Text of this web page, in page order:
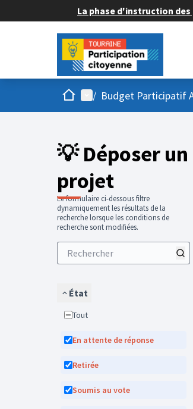
La phase d'instruction
AccueilMenu principal
/ Budget Participatif
💡 Déposer un
projet
Le formulaire ci-dessous filtre
dynamiquement les résultats de la
recherche lorsque les conditions de
recherche sont modifiées.
État
Tout
En attente de réponse
Retirée
Soumis au vote